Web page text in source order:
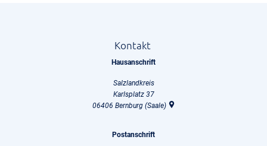
Kontakt
Hausanschrift
Salzlandkreis
Karlsplatz 37
06406 Bernburg (Saale)
Postanschrift